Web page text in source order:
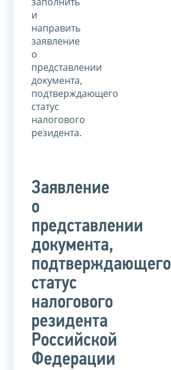
и
направить
заявление
о
представлении
документа,
подтверждающего
статус
налогового
резидента.
Заявление
о
представлении
документа,
подтверждающего
статус
налогового
резидента
Российской
Федерации